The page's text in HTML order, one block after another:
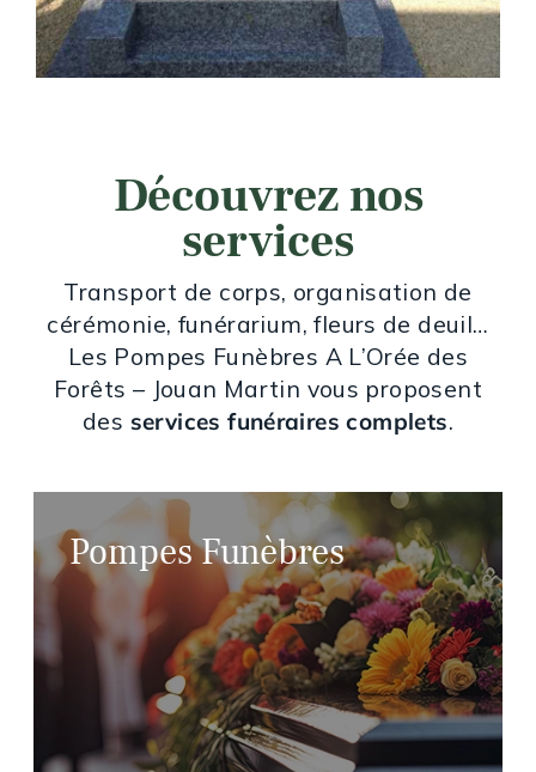
Découvrez nos
services
Transport de corps, organisation de
cérémonie, funérarium, fleurs de deuil…
Les Pompes Funèbres A L’Orée des
Forêts – Jouan Martin vous proposent
des services funéraires complets.
Pompes Funèbres